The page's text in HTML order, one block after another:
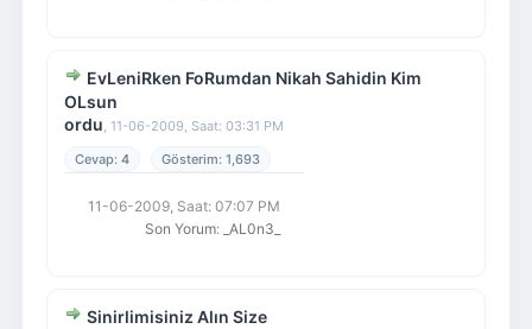
EvLeniRken FoRumdan Nikah Sahidin Kim
OLsun
ordu, 11-06-2009, Saat: 03:31 PM
4
1,693
11-06-2009, Saat: 07:07 PM
Son Yorum: _AL0n3_
Sinirlimisiniz Alın Size